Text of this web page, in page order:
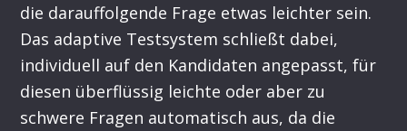
die darauffolgende Frage etwas leichter sein.
Das adaptive Testsystem schließt dabei,
individuell auf den Kandidaten angepasst, für
diesen überflüssig leichte oder aber zu
schwere Fragen automatisch aus, da die